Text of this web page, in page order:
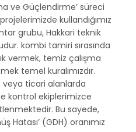
ve Güçlendirme’ süreci
kullandığımız
grubu, Hakkari teknik
kombi tamiri sırasında
vermek, temiz çalışma
temel kuralımızdır.
ticari alanlarda
kontrol ekiplerimizce
Bu sayede,
Hatası’ (GDH) oranımız